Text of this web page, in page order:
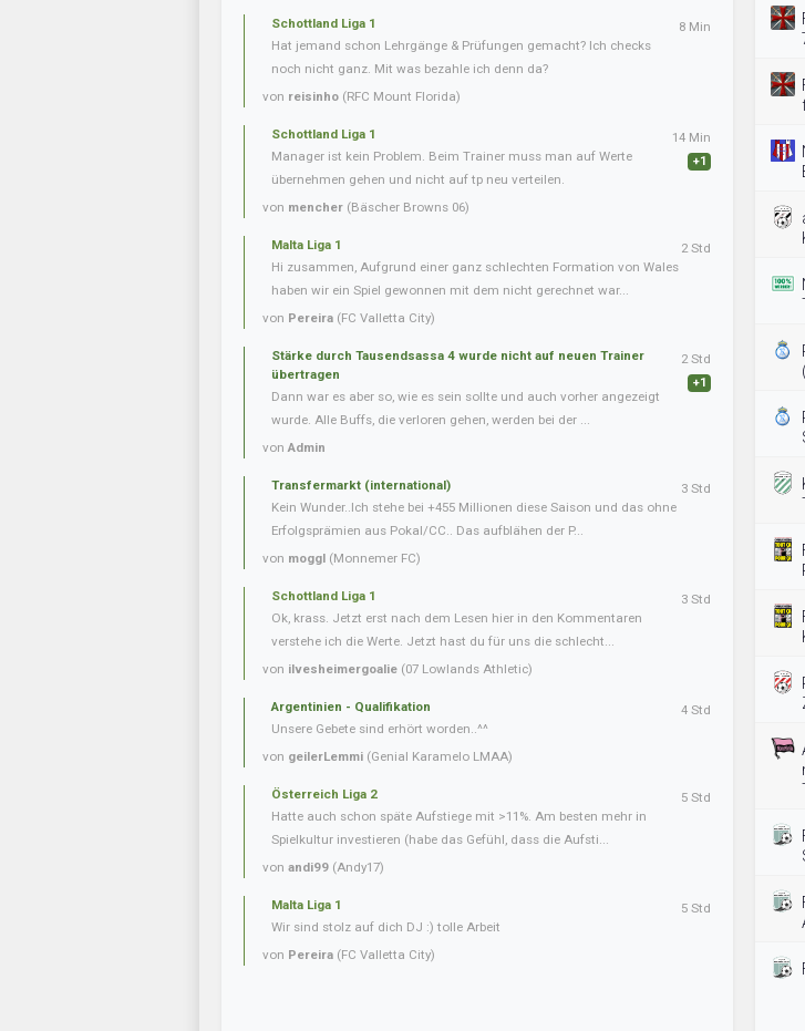
Schottland Liga 1
Hat jemand schon Lehrgänge & Prüfungen gemacht? Ich checks
noch nicht ganz. Mit was bezahle ich denn da?
von reisinho (RFC Mount Florida)
8 Min
Schottland Liga 1
Manager ist kein Problem. Beim Trainer muss man auf Werte
übernehmen gehen und nicht auf tp neu verteilen.
von mencher (Bäscher Browns 06)
14 Min
+1
Malta Liga 1
Hi zusammen, Aufgrund einer ganz schlechten Formation von Wales
haben wir ein Spiel gewonnen mit dem nicht gerechnet war...
von Pereira (FC Valletta City)
2 Std
Stärke durch Tausendsassa 4 wurde nicht auf neuen Trainer
übertragen
Dann war es aber so, wie es sein sollte und auch vorher angezeigt
wurde. Alle Buffs, die verloren gehen, werden bei der ...
vonAdmin
2 Std
+1
Transfermarkt (international)
Kein Wunder..Ich stehe bei +455 Millionen diese Saison und das ohne
Erfolgsprämien aus Pokal/CC.. Das aufblähen der P...
von moggl (Monnemer FC)
3 Std
Schottland Liga 1
Ok, krass. Jetzt erst nach dem Lesen hier in den Kommentaren
verstehe ich die Werte. Jetzt hast du für uns die schlecht...
von ilvesheimergoalie (07 Lowlands Athletic)
3 Std
Argentinien - Qualifikation
Unsere Gebete sind erhört worden..^^
von geilerLemmi (Genial Karamelo LMAA)
4 Std
Österreich Liga 2
Hatte auch schon späte Aufstiege mit >11%. Am besten mehr in
Spielkultur investieren (habe das Gefühl, dass die Aufsti...
von andi99 (Andy17)
5 Std
Malta Liga 1
Wir sind stolz auf dich DJ :) tolle Arbeit
von Pereira (FC Valletta City)
5 Std